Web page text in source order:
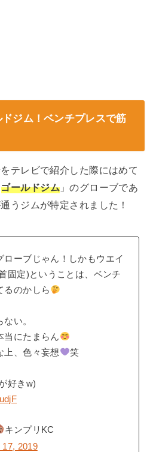
ジム！ベンチプレスで筋
テレビで紹介した際にはめて
ゴールドジム」のグローブであ
うジムが特定されました！
ローブじゃん！しかもウエイ
固定)ということは、ベンチ
るのかしら
い。
当にたまらん
上、色々妄想
笑
好きw)
キンプリKC
17, 2019